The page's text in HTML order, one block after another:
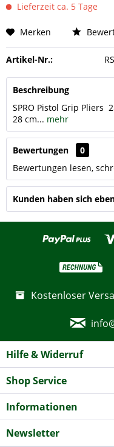
Lieferzeit ca. 5 Tage
Merken
Artikel-Nr.:
Beschreibung
SPRO Pistol Grip Pliers
28 cm... mehr
Bewertungen
0
Bewertungen lesen,
Kunden haben sich
Kostenloser
Hilfe & Widerruf
Shop Service
Informationen
Newsletter